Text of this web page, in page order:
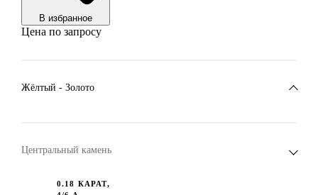
В избранноe
Цена по запросу
Жёлтый - Золото
Центральный камень
0.18 КАРАТ,